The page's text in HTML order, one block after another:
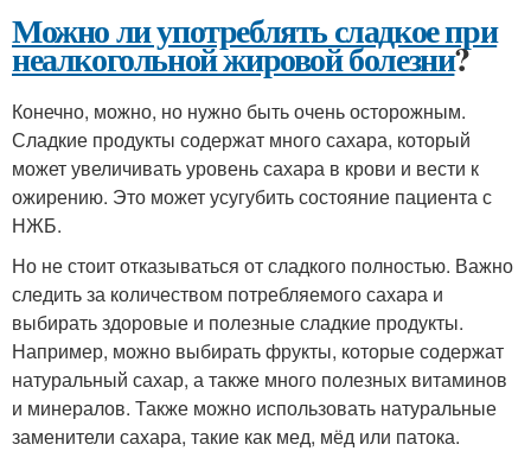
Можно ли употреблять сладкое при
неалкогольной жировой болезни?
Конечно, можно, но нужно быть очень осторожным.
Сладкие продукты содержат много сахара, который
может увеличивать уровень сахара в крови и вести к
ожирению. Это может усугубить состояние пациента с
НЖБ.
Но не стоит отказываться от сладкого полностью. Важно
следить за количеством потребляемого сахара и
выбирать здоровые и полезные сладкие продукты.
Например, можно выбирать фрукты, которые содержат
натуральный сахар, а также много полезных витаминов
и минералов. Также можно использовать натуральные
заменители сахара, такие как мед, мёд или патока.